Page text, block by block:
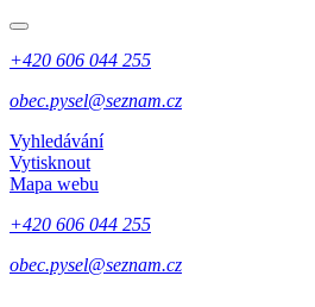
+420 606 044 255
obec.pysel@seznam.cz
Vyhledávání
Vytisknout
Mapa webu
+420 606 044 255
obec.pysel@seznam.cz